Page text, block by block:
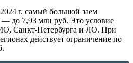
г. самый большой заем
— до 7,93 млн руб. Это условие
Санкт-Петербурга и ЛО. При
действует ограничение по